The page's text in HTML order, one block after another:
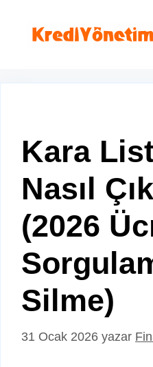
Kara
Nasıl
(2026
Silme)
31 Ocak 2026 yazar